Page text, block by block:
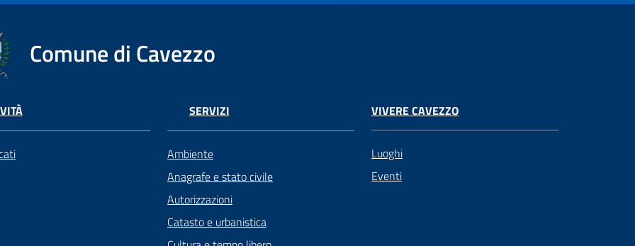
Comune di Cavezzo
SERVIZI
Ambiente
Anagrafe e stato civile
Autorizzazioni
Catasto e urbanistica
VIVERE CAVEZZO
Luoghi
Eventi